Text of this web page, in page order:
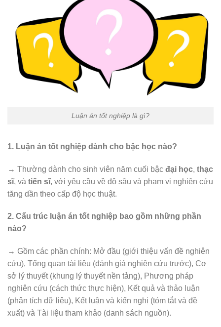
Luận án tốt nghiệp là gì?
1. Luận án tốt nghiệp dành cho bậc học nào?
→ Thường dành cho sinh viên năm cuối bậc đại học, thạc
sĩ, và tiến sĩ, với yêu cầu về độ sâu và phạm vi nghiên cứu
tăng dần theo cấp độ học thuật.
2. Cấu trúc luận án tốt nghiệp bao gồm những phần
nào?
→ Gồm các phần chính: Mở đầu (giới thiệu vấn đề nghiên
cứu), Tổng quan tài liệu (đánh giá nghiên cứu trước), Cơ
sở lý thuyết (khung lý thuyết nền tảng), Phương pháp
nghiên cứu (cách thức thực hiện), Kết quả và thảo luận
(phân tích dữ liệu), Kết luận và kiến nghị (tóm tắt và đề
xuất) và Tài liệu tham khảo (danh sách nguồn).